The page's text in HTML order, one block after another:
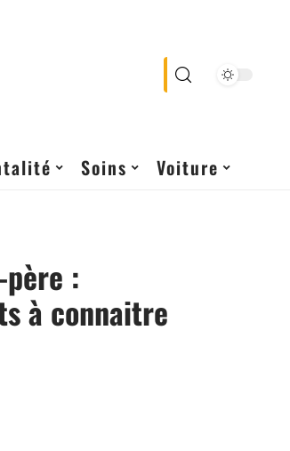
Soins Voiture
:
à connaitre